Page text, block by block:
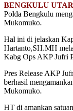
BENGKULU
Polda Bengkulu
Mukomuko.
Hal ini di jelaskan
Hartanto,SH.MH
Kabg Ops AKP Jufri
Pres Release AKP
berhasil
Mukomuko.
HT di amankan